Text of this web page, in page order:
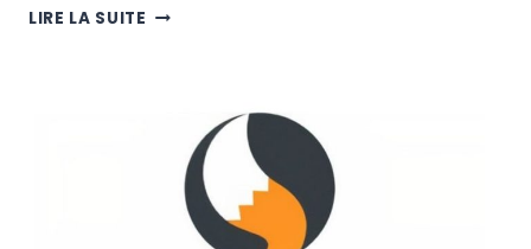
LIRE LA SUITE INFLATION
QUELS
SONT
IMPACTS